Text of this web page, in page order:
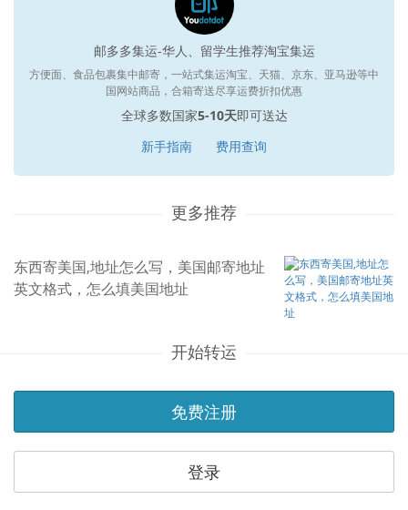
邮多多集运-华人、留学生推荐淘宝集运
方便面、食品包裹集中邮寄，一站式集运淘宝、天猫、京东、亚马逊等中
国网站商品，合箱寄送尽享运费折扣优惠
全球多数国家5-10天即可送达
新手指南
费用查询
更多推荐
东西寄美国,地址怎么写，美国邮寄地址
英文格式，怎么填美国地址
开始转运
免费注册
登录